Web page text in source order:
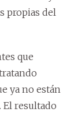
propias del
que
ya no están
El resultado